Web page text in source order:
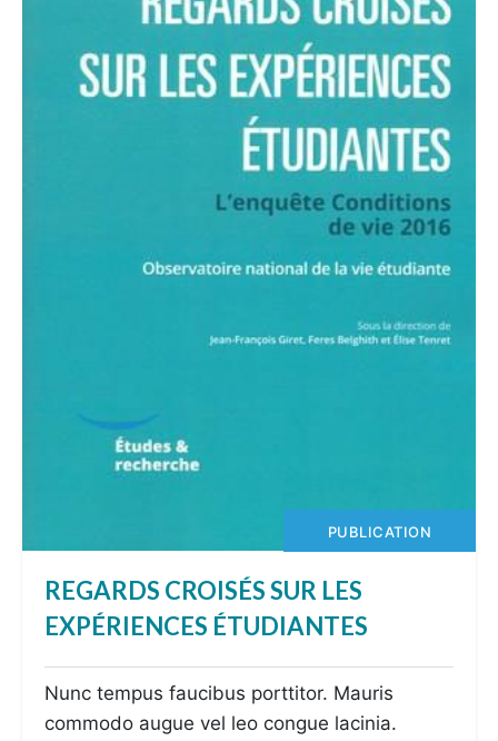
PUBLICATION
REGARDS CROISÉS SUR LES
EXPÉRIENCES ÉTUDIANTES
Nunc tempus faucibus porttitor. Mauris
commodo augue vel leo congue lacinia.